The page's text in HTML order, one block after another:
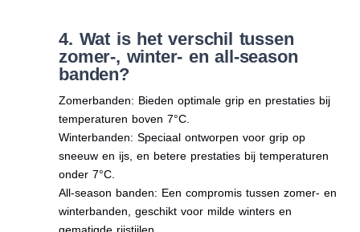
4. Wat is het verschil tussen
zomer-, winter- en all-season
banden?
Zomerbanden: Bieden optimale grip en prestaties bij
temperaturen boven 7°C.
Winterbanden: Speciaal ontworpen voor grip op
sneeuw en ijs, en betere prestaties bij temperaturen
onder 7°C.
All-season banden: Een compromis tussen zomer- en
winterbanden, geschikt voor milde winters en
gematigde rijstijlen.